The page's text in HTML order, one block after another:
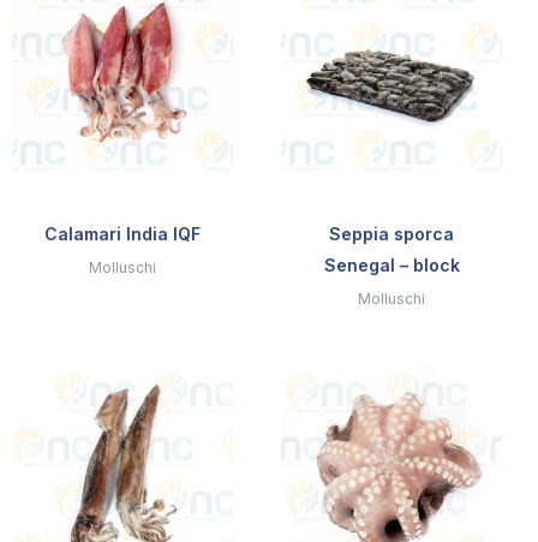
Calamari India IQF
Molluschi
Seppia sporca
Senegal – block
Molluschi